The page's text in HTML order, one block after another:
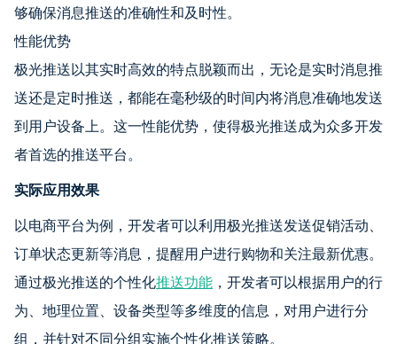
够确保消息推送的准确性和及时性。
性能优势
极光推送以其实时高效的特点脱颖而出，无论是实时消息推
送还是定时推送，都能在毫秒级的时间内将消息准确地发送
到用户设备上。这一性能优势，使得极光推送成为众多开发
者首选的推送平台。
实际应用效果
以电商平台为例，开发者可以利用极光推送发送促销活动、
订单状态更新等消息，提醒用户进行购物和关注最新优惠。
通过极光推送的个性化推送功能 ，开发者可以根据用户的行
为、地理位置、设备类型等多维度的信息，对用户进行分
组，并针对不同分组实施个性化推送策略。